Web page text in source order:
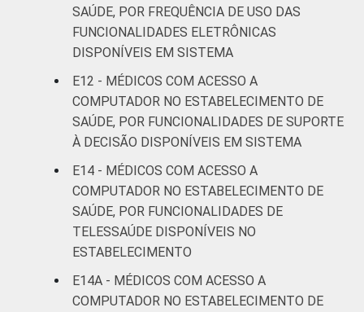
SAÚDE, POR FREQUÊNCIA DE USO DAS
FUNCIONALIDADES ELETRÔNICAS
DISPONÍVEIS EM SISTEMA
E12 - MÉDICOS COM ACESSO A
COMPUTADOR NO ESTABELECIMENTO DE
SAÚDE, POR FUNCIONALIDADES DE SUPORTE
À DECISÃO DISPONÍVEIS EM SISTEMA
E14 - MÉDICOS COM ACESSO A
COMPUTADOR NO ESTABELECIMENTO DE
SAÚDE, POR FUNCIONALIDADES DE
TELESSAÚDE DISPONÍVEIS NO
ESTABELECIMENTO
E14A - MÉDICOS COM ACESSO A
COMPUTADOR NO ESTABELECIMENTO DE